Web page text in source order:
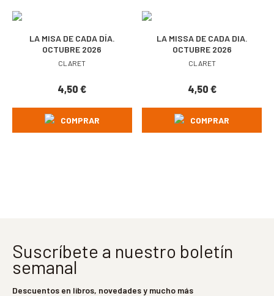
LA MISA DE CADA DÍA.
OCTUBRE 2026
CLARET
4,50€
COMPRAR
LA MISSA DE CADA DIA.
OCTUBRE 2026
CLARET
4,50 €
COMPRAR
Suscríbete a nuestro boletín
semanal
Descuentos en libros, novedades y mucho más